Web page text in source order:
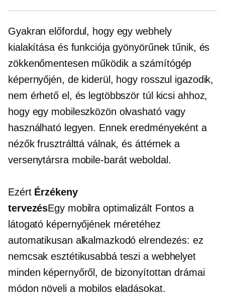
Gyakran előfordul, hogy egy webhely
kialakítása és funkciója gyönyörűnek tűnik, és
zökkenőmentesen működik a számítógép
képernyőjén, de kiderül, hogy rosszul igazodik,
nem érhető el, és legtöbbször túl kicsi ahhoz,
hogy egy mobileszközön olvasható vagy
használható legyen. Ennek eredményeként a
nézők frusztrálttá válnak, és áttérnek a
versenytársra mobile-barátweboldal.
Ezért Érzékeny
tervezésEgy mobilra optimalizáltFontos a
látogató képernyőjének méretéhez
automatikusan alkalmazkodó elrendezés: ez
nemcsak esztétikusabbá teszi a webhelyet
minden képernyőről, de bizonyítottan drámai
módon növeli a mobilos eladásokat.